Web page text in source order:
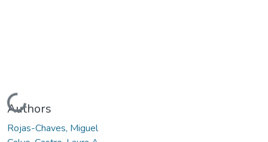
Loading...
Authors
Rojas-Chaves, Miguel